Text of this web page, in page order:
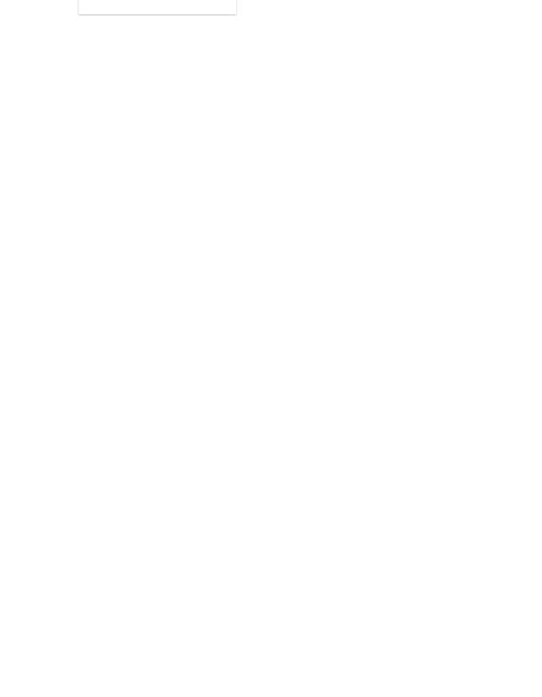
950.000 ₫.là: